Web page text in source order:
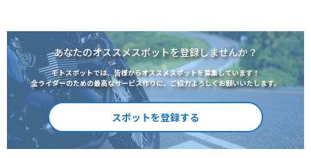
あなたのオススメスポットを登録しませんか？
モトスポットでは、皆様からオススメスポットを募集しています！
全ライダーのための最高なサービス作りに、ご協力よろしくお願いいたします。
スポットを登録する